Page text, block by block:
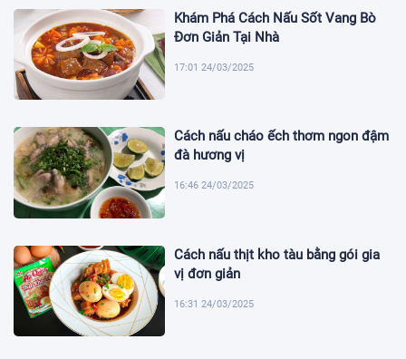
Khám Phá Cách Nấu Sốt Vang Bò
Đơn Giản Tại Nhà
17:01 24/03/2025
Cách nấu cháo ếch thơm ngon đậm
đà hương vị
16:46 24/03/2025
Cách nấu thịt kho tàu bằng gói gia
vị đơn giản
16:31 24/03/2025